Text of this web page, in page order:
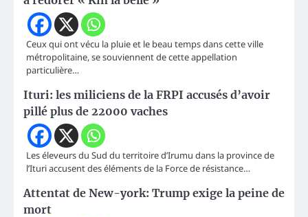
Ceux qui ont vécu la pluie et le beau temps dans cette ville
métropolitaine, se souviennent de cette appellation
particulière…
Ituri: les miliciens de la FRPI accusés d’avoir
pillé plus de 22000 vaches
Les éleveurs du Sud du territoire d’Irumu dans la province de
l’Ituri accusent des éléments de la Force de résistance…
Attentat de New-york: Trump exige la peine de
mort